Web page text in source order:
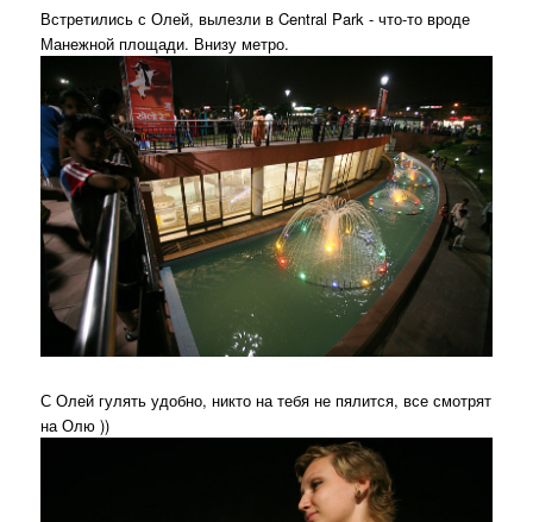
Встретились с Олей, вылезли в Central Park - что-то вроде
Манежной площади. Внизу метро.
С Олей гулять удобно, никто на тебя не пялится, все смотрят
на Олю ))